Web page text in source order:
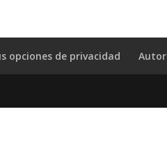
opciones de privacidad